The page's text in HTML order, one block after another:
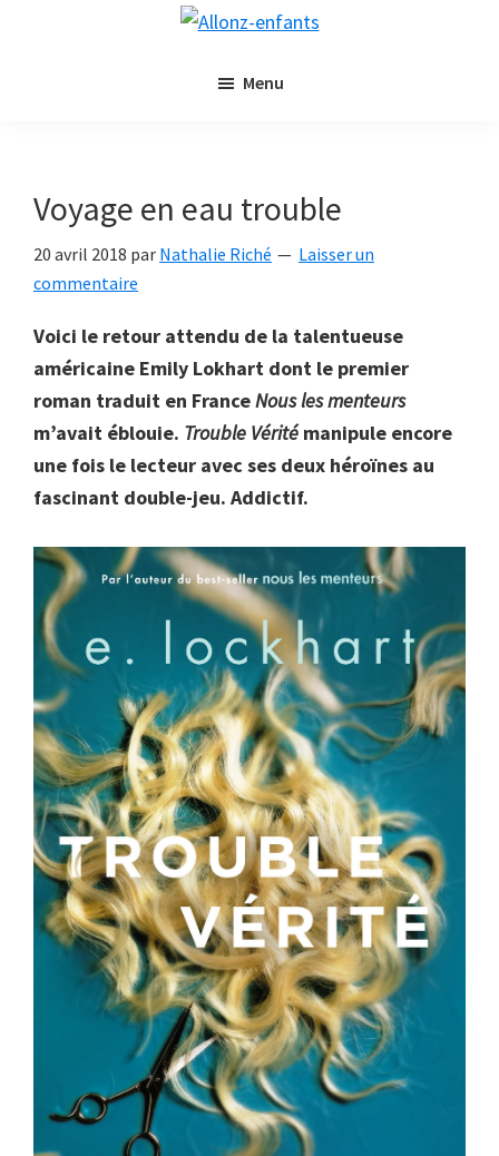
de
Nathalie
Riché
Menu
Voyage en eau trouble
20 avril 2018 par Nathalie Riché
Laisser un
commentaire
Voici le retour attendu de la talentueuse
américaine Emily Lokhart dont le premier
roman traduit en FranceNous les menteurs
m’avait éblouie. Trouble Véritémanipule encore
une fois le lecteur avec ses deux héroïnes au
fascinant double-jeu. Addictif.